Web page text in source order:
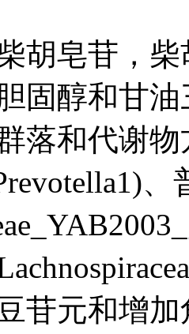
胡皂苷，
固醇和甘
落和代谢
苷元和增